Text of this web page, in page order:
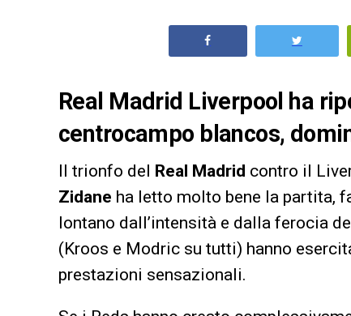
Real Madrid Liverpool ha
centrocampo blancos,
Il trionfo del Real Madrid contro il
Zidane ha letto molto bene la partita,
lontano dall’intensità e dalla ferocia
(Kroos e Modric su tutti) hanno
prestazioni sensazionali.